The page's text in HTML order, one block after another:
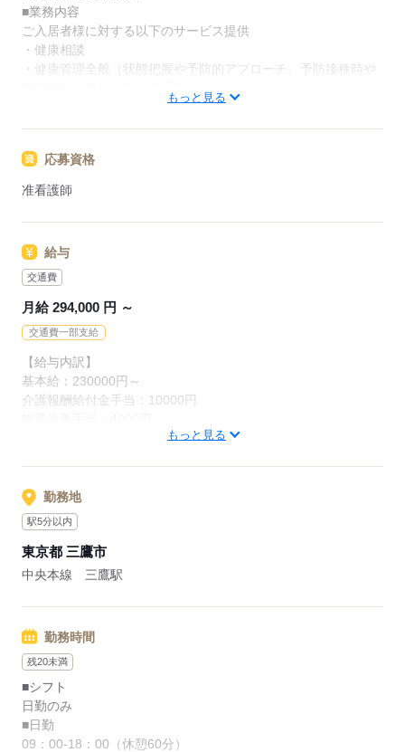
お給料、お休み、入職時期の交渉もサポートします。
【もちろん無料】
費用は一切かかりません。
■業務内容
ご入居者様に対する以下のサービス提供
・健康相談
・健康管理全般（状態把握や予防的アプローチ、予防接種時や
・薬剤管理（配薬準備、残薬管理、服薬相談、処方箋管理、協
力薬局との連携等）
・緊急時の対応（主治医・ご家族・ホーム長への報告連絡、救
急対応）
・ご家族との信頼関係づくり（生活〈ケア〉プラン、ターミナ
・上記に付随する記録、申し送り業務、各種ミーティング、懇
談会等
もっと見る
応募資格
准看護師
給与
交通費
月給 294,000 円 ～
交通費一部支給
【給与内訳】
基本給：230000円～
介護報酬給付金手当：10000円
もっと見る
勤務地
駅5分以内
東京都 三鷹市
中央本線 三鷹駅
勤務時間
残20未満
■シフト
日勤のみ
■日勤
09：00-18：00（休憩60分）